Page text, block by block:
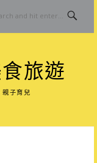
旅遊
親子育兒